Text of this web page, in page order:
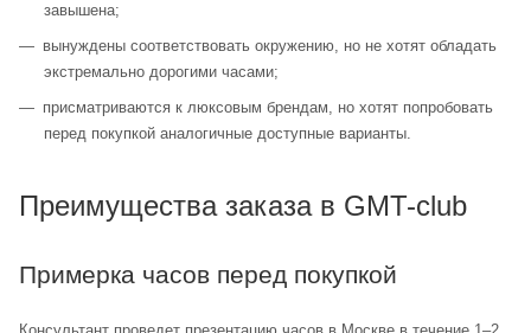
завышена;
вынуждены соответствовать окружению, но не хотят обладать
экстремально дорогими часами;
присматриваются к люксовым брендам, но хотят попробовать
перед покупкой аналогичные доступные варианты.
Преимущества заказа в GMT-club
Примерка часов перед покупкой